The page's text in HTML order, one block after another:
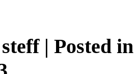
steff| Posted